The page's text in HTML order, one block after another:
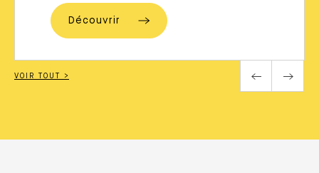
Découvrir
VOIR TOUT >